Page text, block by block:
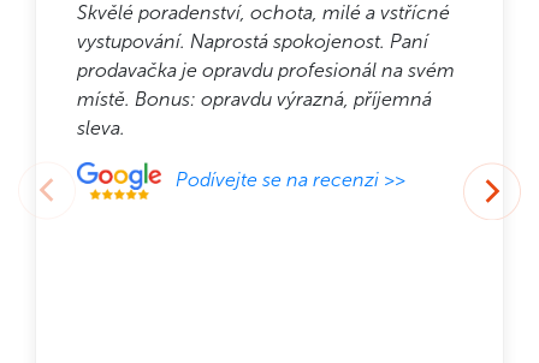
Skvělé poradenství, ochota, milé a vstřícné
vystupování. Naprostá spokojenost. Paní
prodavačka je opravdu profesionál na svém
místě. Bonus: opravdu výrazná, příjemná
sleva.
Podívejte se na recenzi >>